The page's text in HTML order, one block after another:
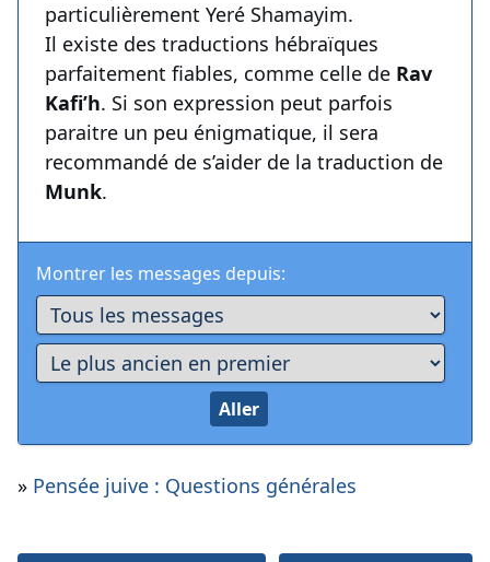
particulièrement Yeré Shamayim.
Il existe des traductions hébraïques
parfaitement fiables, comme celle de Rav
Kafi’h. Si son expression peut parfois
paraitre un peu énigmatique, il sera
recommandé de s’aider de la traduction de
Munk.
Montrer les messages depuis:
» Pensée juive : Questions générales